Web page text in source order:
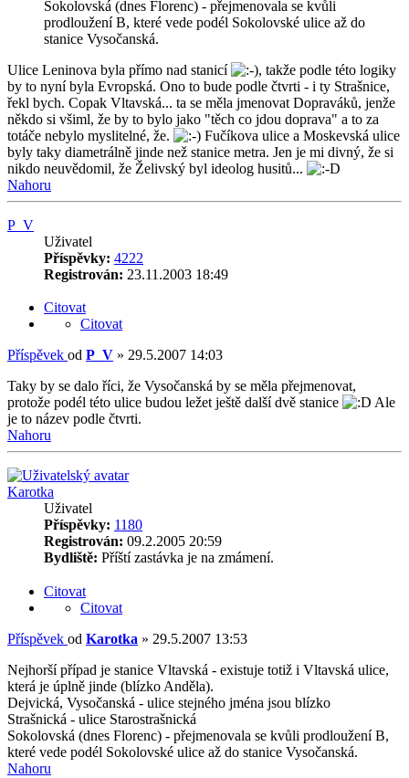
Sokolovská (dnes Florenc) - přejmenovala se kvůli
prodloužení B, které vede podél Sokolovské ulice až do
stanice Vysočanská.
Ulice Leninova byla přímo nad stanicí
, takže podle této logiky
by to nyní byla Evropská. Ono to bude podle čtvrti - i ty Strašnice,
řekl bych. Copak Vltavská... ta se měla jmenovat Dopraváků, jenže
někdo si všiml, že by to bylo jako "těch co jdou doprava" a to za
totáče nebylo myslitelné, že.
Fučíkova ulice a Moskevská ulice
byly taky diametrálně jinde než stanice metra. Jen je mi divný, že si
nikdo neuvědomil, že Želivský byl ideolog husitů...
Nahoru
P_V
Uživatel
Příspěvky: 4222
Registrován: 23.11.2003 18:49
Citovat
Citovat
Příspěvek od P_V » 29.5.2007 14:03
Taky by se dalo říci, že Vysočanská by se měla přejmenovat,
protože podél této ulice budou ležet ještě další dvě stanice
Ale
je to název podle čtvrti.
Nahoru
Karotka
Uživatel
Příspěvky: 1180
Registrován: 09.2.2005 20:59
Bydliště: Příští zastávka je na zmámení.
Citovat
Citovat
Příspěvek od Karotka » 29.5.2007 13:53
Nejhorší případ je stanice Vltavská - existuje totiž i Vltavská ulice,
která je úplně jinde (blízko Anděla).
Dejvická, Vysočanská - ulice stejného jména jsou blízko
Strašnická - ulice Starostrašnická
Sokolovská (dnes Florenc) - přejmenovala se kvůli prodloužení B,
které vede podél Sokolovské ulice až do stanice Vysočanská.
Nahoru